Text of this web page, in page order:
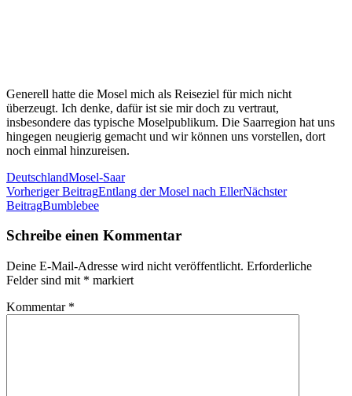
Generell hatte die Mosel mich als Reiseziel für mich nicht
überzeugt. Ich denke, dafür ist sie mir doch zu vertraut,
insbesondere das typische Moselpublikum. Die Saarregion hat uns
hingegen neugierig gemacht und wir können uns vorstellen, dort
noch einmal hinzureisen.
DeutschlandMosel-Saar
Beitrags-
Navigation
Vorheriger BeitragEntlang der Mosel nach EllerNächster
BeitragBumblebee
Schreibe einen Kommentar
Deine E-Mail-Adresse wird nicht veröffentlicht. Erforderliche
Felder sind mit * markiert
Kommentar *